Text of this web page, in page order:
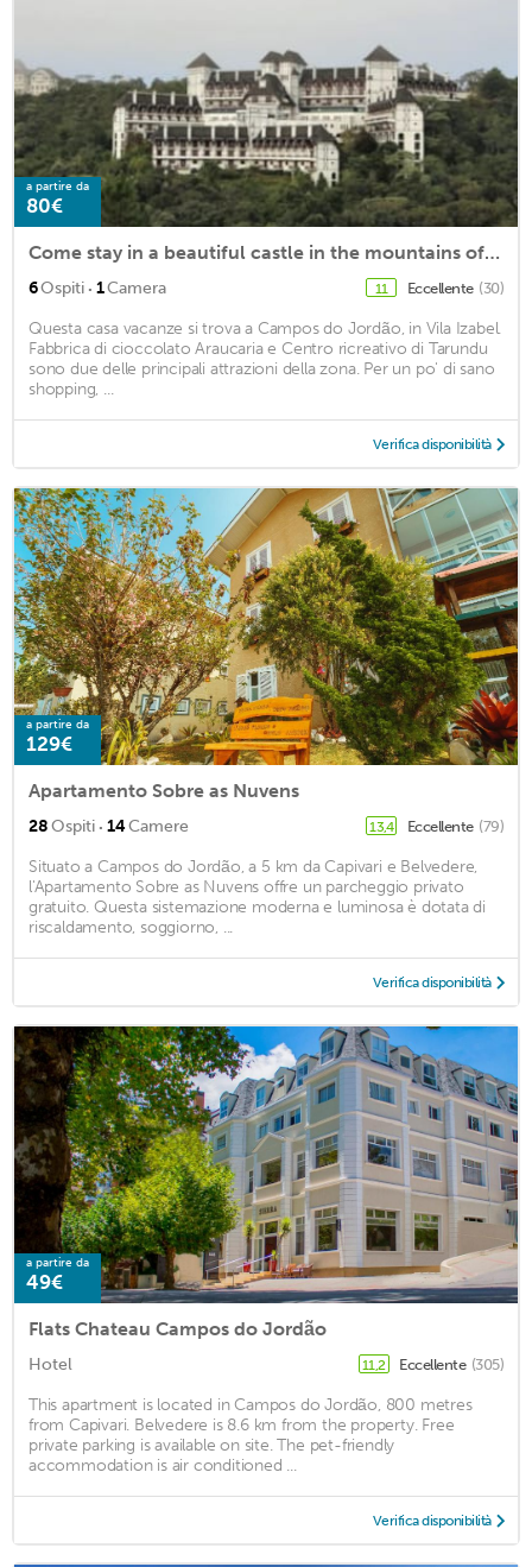
a partire da
80€
Come stay in a beautiful castle in the mountains of the Jordan countryside
6Ospiti · 1Camera 11 Eccellente (30)
Questa casa vacanze si trova a Campos do Jordão, in Vila Izabel.
Fabbrica di cioccolato Araucaria e Centro ricreativo di Tarundu
sono due delle principali attrazioni della zona. Per un po' di sano
shopping, ...
Verifica disponibilità
a partire da
129€
Apartamento Sobre as Nuvens
28Ospiti · 14Camere 13,4 Eccellente (79)
Situato a Campos do Jordão, a 5 km da Capivari e Belvedere,
l'Apartamento Sobre as Nuvens offre un parcheggio privato
gratuito. Questa sistemazione moderna e luminosa è dotata di
riscaldamento, soggiorno, ...
Verifica disponibilità
a partire da
49€
Flats Chateau Campos do Jordão
Hotel 11,2 Eccellente (305)
This apartment is located in Campos do Jordão, 800 metres
from Capivari. Belvedere is 8.6 km from the property. Free
private parking is available on site. The pet-friendly
accommodation is air conditioned ...
Verifica disponibilità